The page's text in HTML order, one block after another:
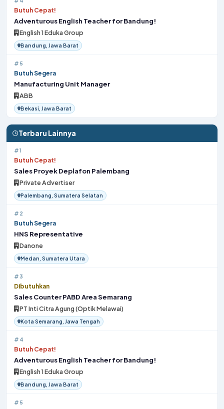
Butuh Cepat!
Adventurous English Teacher for Bandung!
English 1 Eduka Group
Bandung, Jawa Barat
#5
Butuh Segera
Manufacturing Unit Manager
ABB
Bekasi, Jawa Barat
Terbaru Lainnya
#1
Butuh Cepat!
Sales Proyek Deplafon Palembang
Private Advertiser
Palembang, Sumatera Selatan
#2
Butuh Segera
HNS Representative
Danone
Medan, Sumatera Utara
#3
Dibutuhkan
Sales Counter PABD Area Semarang
PT Inti Citra Agung (Optik Melawai)
Kota Semarang, Jawa Tengah
#4
Butuh Cepat!
Adventurous English Teacher for Bandung!
English 1 Eduka Group
Bandung, Jawa Barat
#5